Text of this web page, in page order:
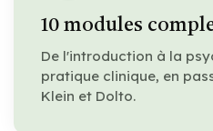
10 modules
De l'introduction à la
pratique clinique, en
Klein et Dolto.